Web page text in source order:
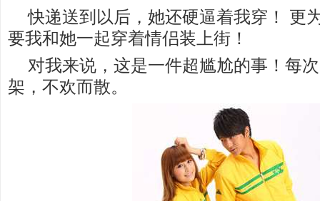
快递送到以后，她还硬逼着我穿！ 更
要我和她一起穿着情侣装上街！
对我来说，这是一件超尴尬的事！每
架，不欢而散。